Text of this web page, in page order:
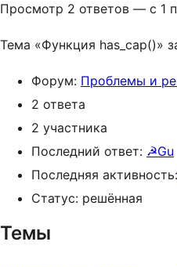
Просмотр 2 ответов — с 1
Тема «Функция has_cap()»
Форум: Проблемы и
2 ответа
2 участника
Последний ответ: ☭Gu
Последняя активность:
Статус: решённая
Темы